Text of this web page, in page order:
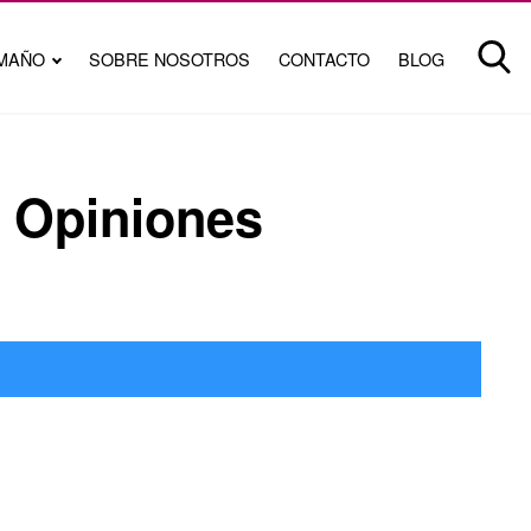
SOBRE NOSOTROS CONTACTO BLOG